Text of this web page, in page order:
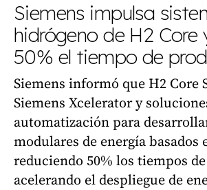
Siemens impulsa
hidrógeno de H2 Core
50% el tiempo de
Siemens informó que H2 Core
Siemens Xcelerator y
automatización para
modulares de energía basados
reduciendo 50% los tiempos
acelerando el despliegue de